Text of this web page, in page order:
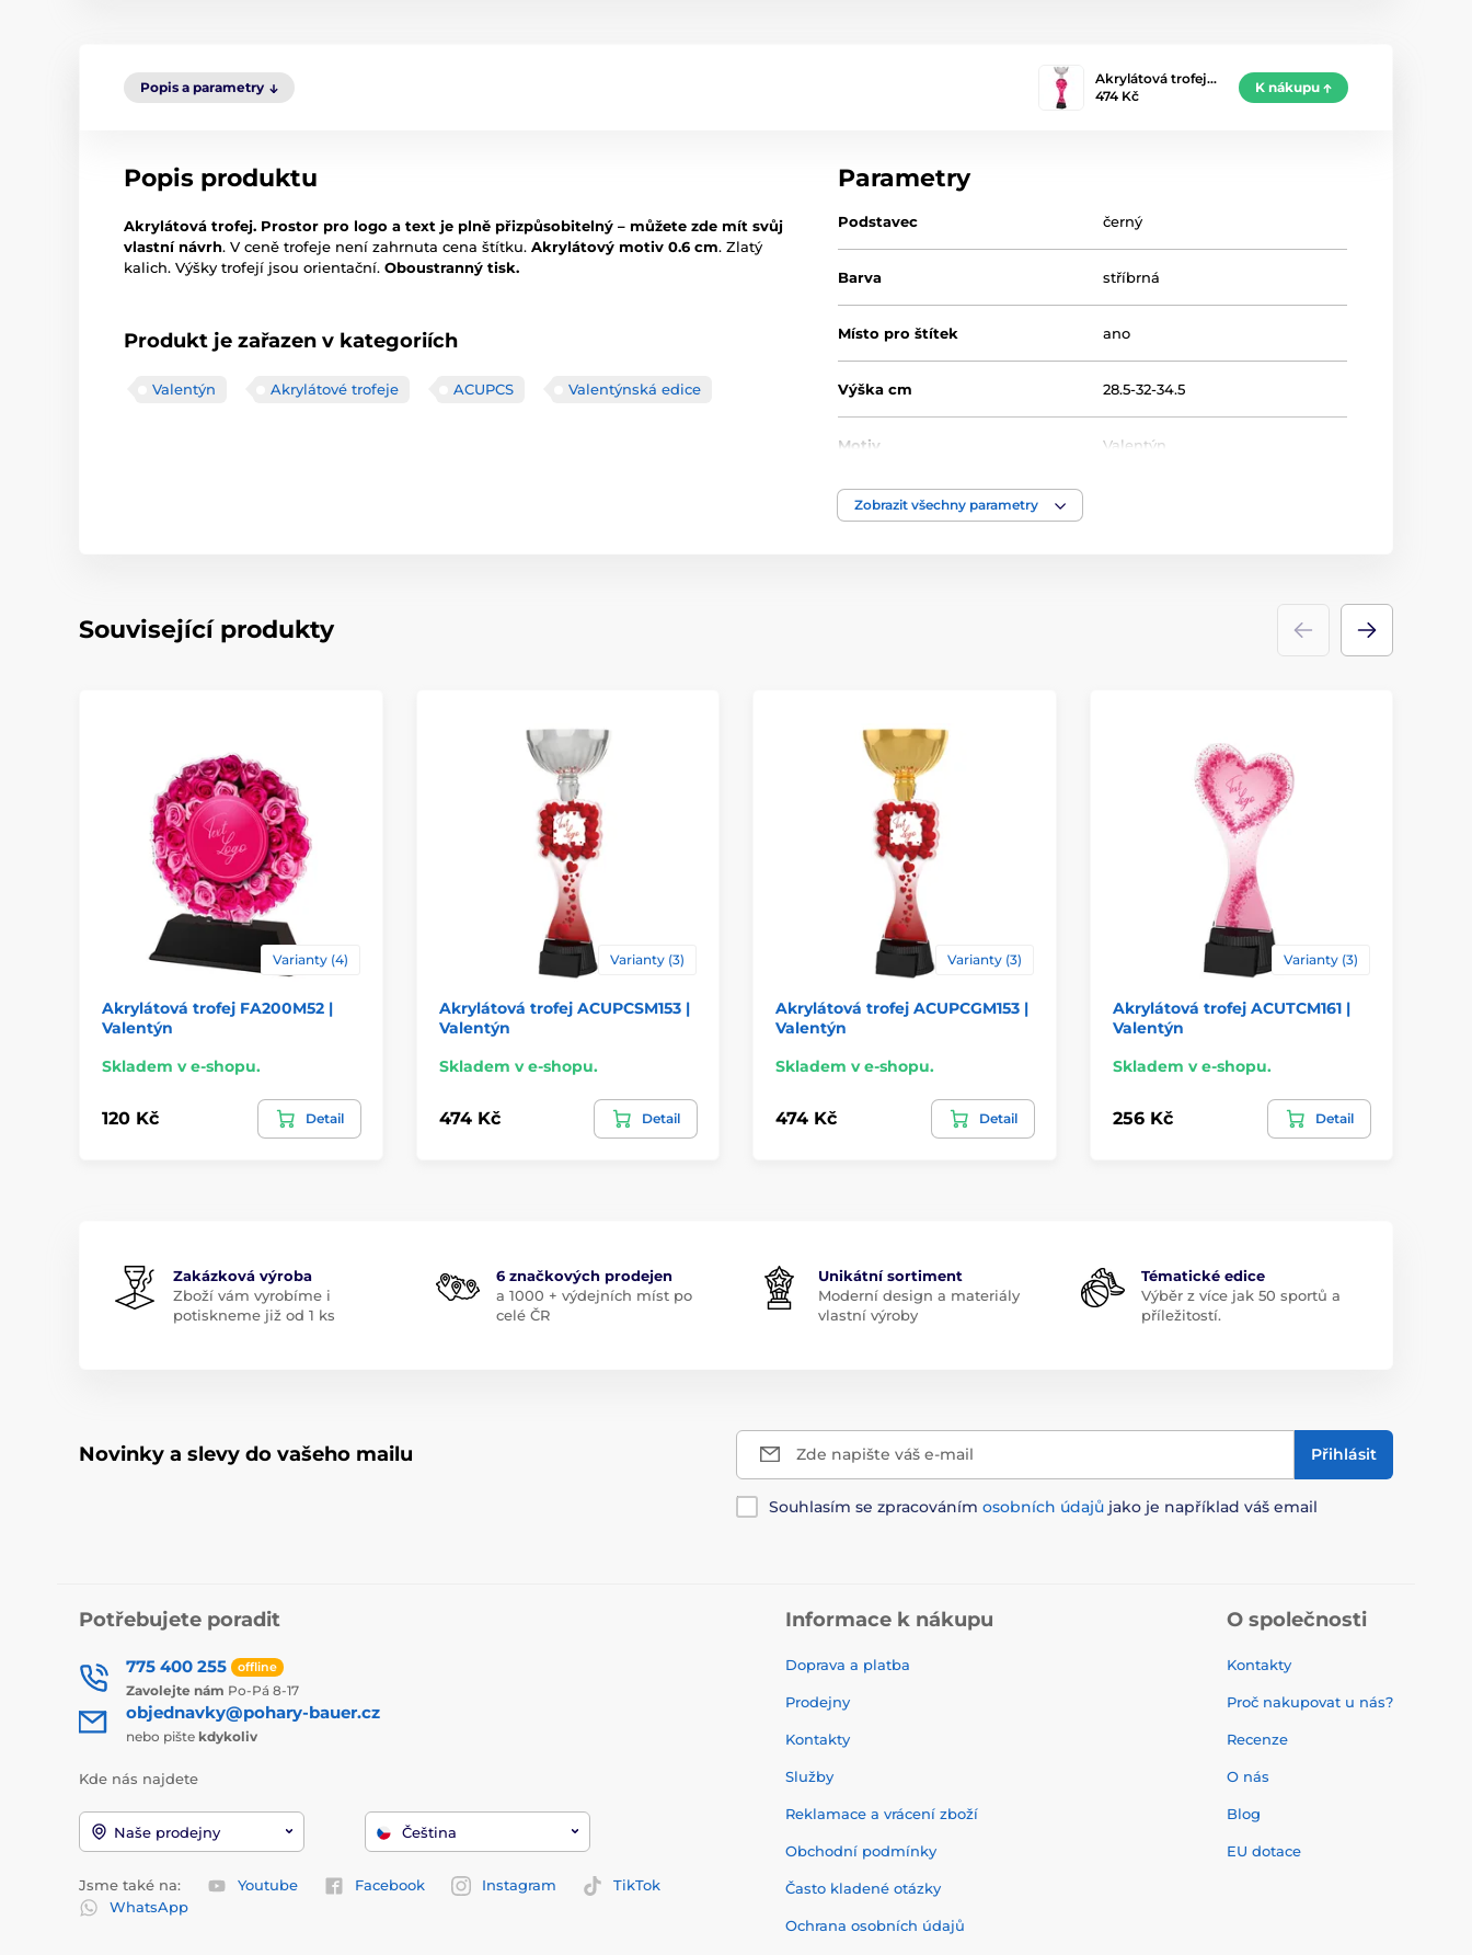
Popis a parametry
Akrylátová trofej…
474 Kč
K nákupu
Popis produktu
Akrylátová trofej. Prostor pro logo a text je plně přizpůsobitelný – můžete zde mít svůj
vlastní návrh. V ceně trofeje není zahrnuta cena štítku. Akrylátový motiv 0.6 cm. Zlatý
kalich. Výšky trofejí jsou orientační. Oboustranný tisk.
Produkt je zařazen v kategoriích
Valentýn Akrylátové trofeje ACUPCS Valentýnská edice
Parametry
Podstavec černý
Barva stříbrná
Místo pro štítek ano
Výška cm 28.5-32-34.5
Motiv Valentýn
Typ ocenění
Zobrazit všechny parametry
Související produkty
Varianty (4)
Akrylátová trofej FA200M52 |
Valentýn
Skladem v e-shopu.
120 Kč Detail
Varianty (3)
Akrylátová trofej ACUPCSM153 |
Valentýn
Skladem v e-shopu.
474 Kč Detail
Varianty (3)
Akrylátová trofej ACUPCGM153 |
Valentýn
Skladem v e-shopu.
474 Kč Detail
Varianty (3)
Akrylátová trofej ACUTCM161 |
Valentýn
Skladem v e-shopu.
256 Kč Detail
Zakázková výroba
Zboží vám vyrobíme i
potiskneme již od 1 ks
6 značkových prodejen
a 1000 + výdejních míst po
celé ČR
Unikátní sortiment
Moderní design a materiály
vlastní výroby
Tématické edice
Výběr z více jak 50 sportů a
příležitostí.
Novinky a slevy do vašeho mailu Zde napište váš e-mail Přihlásit
Souhlasím se zpracováním osobních údajů jako je například váš email
Potřebujete poradit
775 400 255 offline
Zavolejte nám Po-Pá 8-17
objednavky@pohary-bauer.cz
nebo pište kdykoliv
Kde nás najdete
Naše prodejny Čeština
Jsme také na: Youtube Facebook Instagram
TikTok
WhatsApp
Informace k nákupu
Doprava a platba
Prodejny
Kontakty
Služby
Reklamace a vrácení zboží
Obchodní podmínky
Často kladené otázky
Ochrana osobních údajů
O společnosti
Kontakty
Proč nakupovat u nás?
Recenze
O nás
Blog
EU dotace